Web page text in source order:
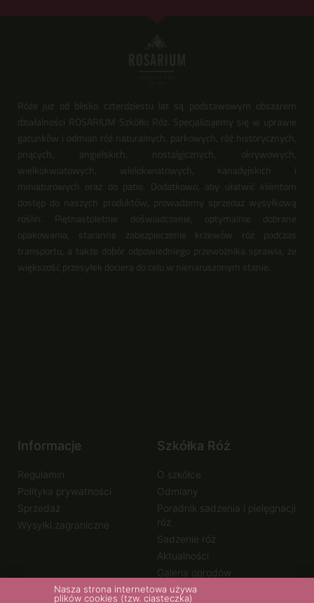
Róże już od blisko czterdziestu lat są podstawowym obszarem
działalności ROSARIUM Szkółki Róż. Specjalizujemy się w uprawie
gatunków i odmian róż naturalnych, parkowych, róż historycznych,
pnących, angielskich, nostalgicznych, okrywowych,
wielkokwiatowych, wielokwiatowych, kanadyjskich i
miniaturowych oraz do patio. Dodatkowo, aby ułatwić klientom
dostęp do naszych produktów, prowadzimy sprzedaż wysyłkową
roślin. Piętnastoletnie doświadczenie, optymalnie dobrane
opakowania, staranne zabezpieczenie krzewów róż podczas
transportu, a także dobór odpowiedniego przewoźnika sprawia, że
większość przesyłek dociera do celu w nienaruszonym stanie.
Informacje
Regulamin
Polityka prywatności
Sprzedaż
Wysyłki zagraniczne
Szkółka Róż
O szkółce
Odmiany
Poradnik sadzenia i pielęgnacji
róż
Sadzenie róż
Aktualności
Galeria ogrodów
Nasza strona internetowa używa
plików cookies (tzw. ciasteczka)